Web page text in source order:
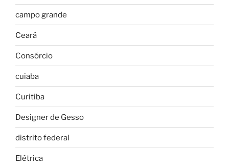
campo grande
Ceará
Consórcio
cuiaba
Curitiba
Designer de Gesso
distrito federal
Elétrica